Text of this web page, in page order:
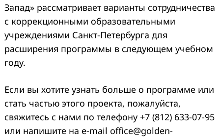
Запад» рассматривает варианты сотрудничества
с коррекционными образовательными
учреждениями Санкт-Петербурга для
расширения программы в следующем учебном
году.
Если вы хотите узнать больше о программе или
стать частью этого проекта, пожалуйста,
свяжитесь с нами по телефону +7 (812) 633-07-95
или напишите на e-mail office@golden-